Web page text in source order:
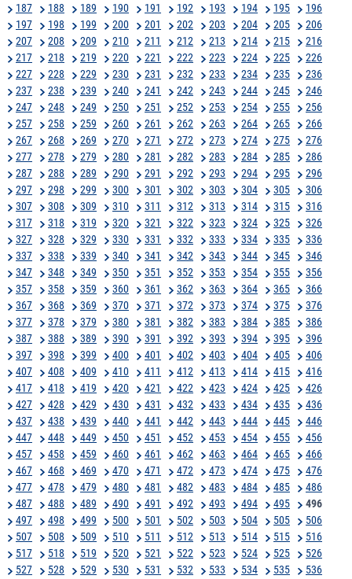
187
188 189 190 191 192 193 194 195
196
197
198 199 200 201 202 203 204 205
206
207
208 209 210 211 212 213 214 215
216
217
218 219 220 221 222 223 224 225
226
227
228 229 230 231 232 233 234 235
236
237
238 239 240 241 242 243 244 245
246
247
248 249 250 251 252 253 254 255
256
257
258 259 260 261 262 263 264 265
266
267
268 269 270 271 272 273 274 275
276
277
278 279 280 281 282 283 284 285
286
287
288 289 290 291 292 293 294 295
296
297
298 299 300 301 302 303 304 305
306
307
308 309 310 311 312 313 314 315
316
317
318 319 320 321 322 323 324 325
326
327
328 329 330 331 332 333 334 335
336
337
338 339 340 341 342 343 344 345
346
347
348 349 350 351 352 353 354 355
356
357
358 359 360 361 362 363 364 365
366
367
368 369 370 371 372 373 374 375
376
377
378 379 380 381 382 383 384 385
386
387
388 389 390 391 392 393 394 395
396
397
398 399 400 401 402 403 404 405
406
407
408 409 410 411 412 413 414 415
416
417
418 419 420 421 422 423 424 425
426
427
428 429 430 431 432 433 434 435
436
437
438 439 440 441 442 443 444 445
446
447
448 449 450 451 452 453 454 455
456
457
458 459 460 461 462 463 464 465
466
467
468 469 470 471 472 473 474 475
476
477
478 479 480 481 482 483 484 485
486
487
488 489 490 491 492 493 494 495
496
497
498 499 500 501 502 503 504 505
506
507
508 509 510 511 512 513 514 515
516
517
518 519 520 521 522 523 524 525
526
527
528 529 530 531 532 533 534 535 536